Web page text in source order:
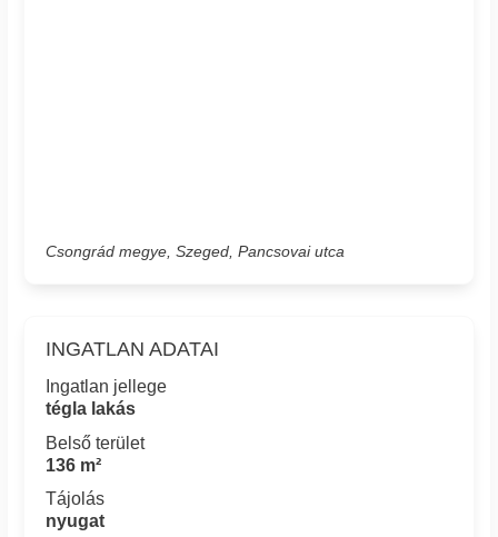
Csongrád megye, Szeged, Pancsovai utca
INGATLAN ADATAI
Ingatlan jellege
tégla lakás
Belső terület
136 m²
Tájolás
nyugat